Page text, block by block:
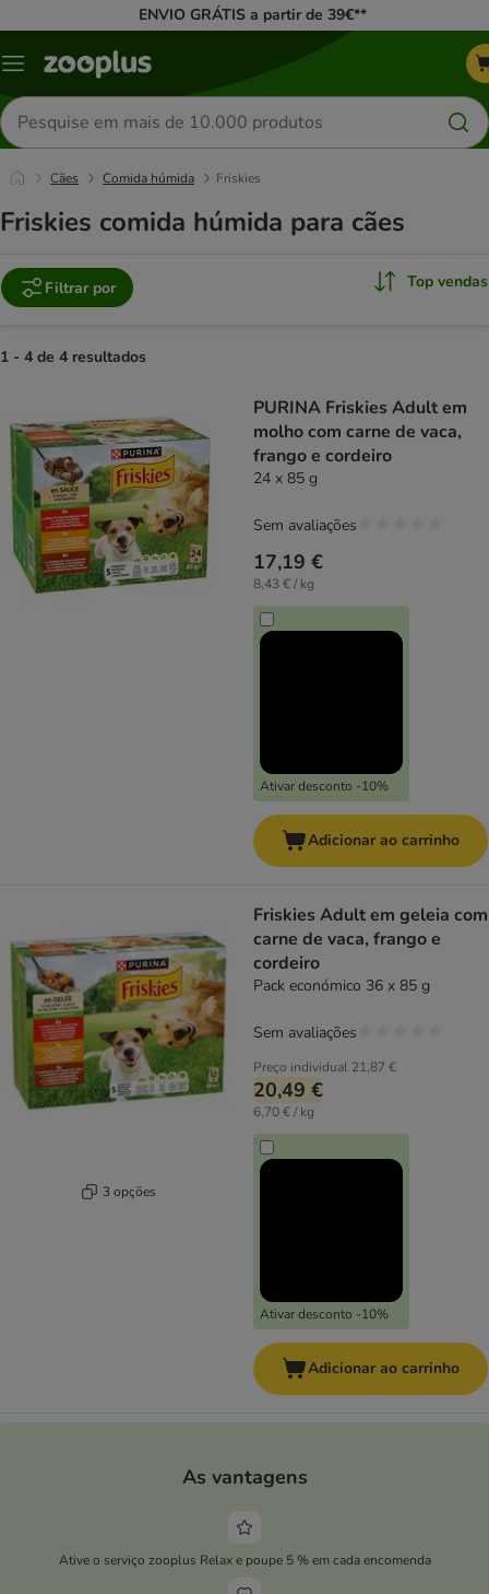
ENVIO GRÁTIS a partir de 39€**
Menu
Pesquisar
produtos
Cães Comida húmida Friskies
Friskies comida húmida para cães
Filtrar por Top vendas
1 - 4 de 4 resultados
PURINA Friskies Adult em
molho com carne de vaca,
frango e cordeiro
24 x 85 g
17,19 €
8,43 € / kg
Ativar desconto -10%
Sem avaliações
Adicionar ao carrinho
3 opções
Friskies Adult em geleia com
carne de vaca, frango e
cordeiro
Pack económico 36 x 85 g
Preço individual 21,87 €
20,49 €
6,70 € / kg
Ativar desconto -10%
Sem avaliações
Adicionar ao carrinho
As vantagens
Ative o serviço zooplus Relax e poupe 5 % em cada encomenda